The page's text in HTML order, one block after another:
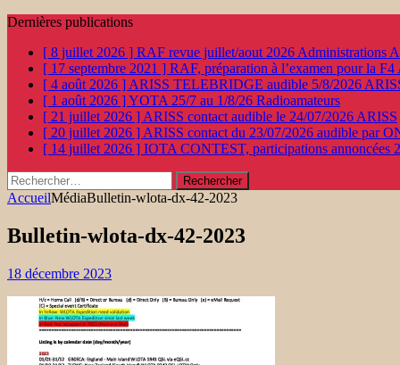
Dernières publications
[ 8 juillet 2026 ] RAF revue juillet/aout 2026 Administrations
[ 17 septembre 2021 ] RAF, préparation à l’examen pour la F4
[ 4 août 2026 ] ARISS TELEBRIDGE audible 5/8/2026
[ 1 août 2026 ]YOTA 25/7 au 1/8/26 Radioamateurs
[ 21 juillet 2026 ] ARISS contact audible le 24/07/2026 ARISS
[ 20 juillet 2026 ] ARISS contact du 23/07/2026 audible par
[ 14 juillet 2026 ] IOTA CONTEST, participations annoncées
Rechercher :
AccueilMédiaBulletin-wlota-dx-42-2023
Bulletin-wlota-dx-42-2023
18 décembre 2023